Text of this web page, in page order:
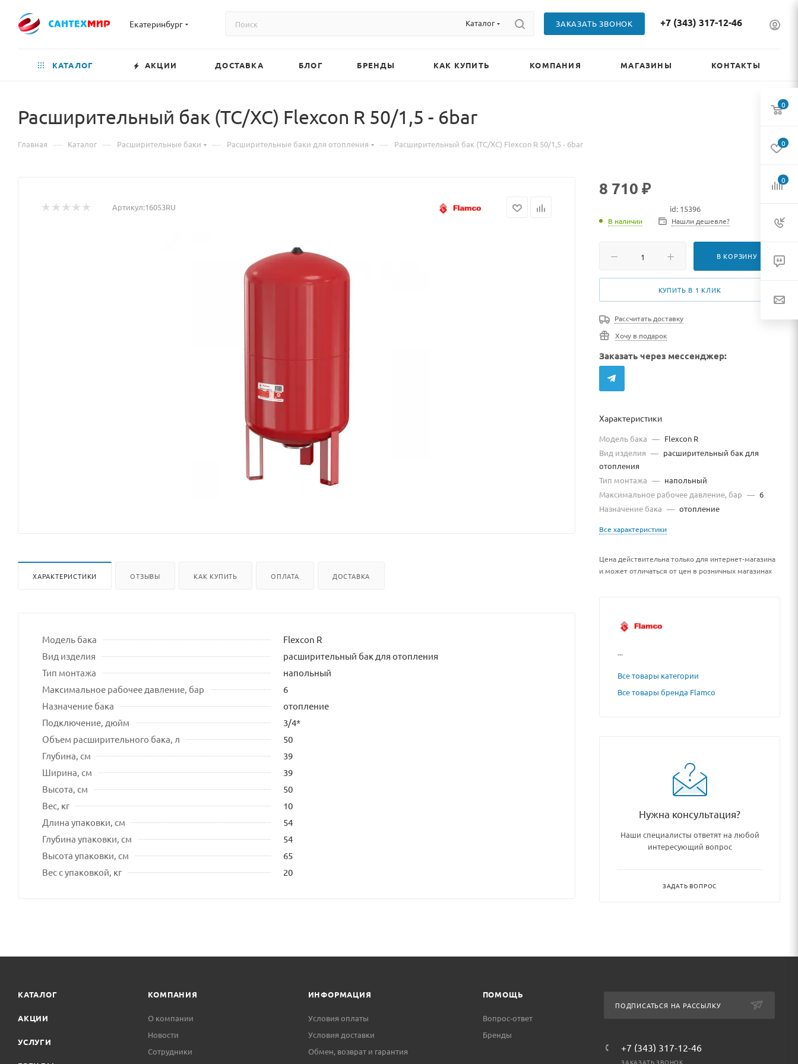
Екатеринбург Каталог ЗАКАЗАТЬ ЗВОНОК +7 (343) 317-12-46
КАТАЛОГ АКЦИИ ДОСТАВКА БЛОГ БРЕНДЫ КАК КУПИТЬ КОМПАНИЯ МАГАЗИНЫ КОНТАКТЫ
Расширительный бак (ТС/ХС) Flexcon R 50/1,5 - 6bar
Главная — Каталог — Расширительные баки — Расширительные баки для отопления — Расширительный бак (ТС/ХС) Flexcon R 50/1,5 - 6bar
Артикул:16053RU
ХАРАКТЕРИСТИКИ ОТЗЫВЫ КАК КУПИТЬ ОПЛАТА ДОСТАВКА
Модель бака
Flexcon R
Вид изделия
расширительный бак для отопления
Тип монтажа
напольный
Максимальное рабочее давление, бар
6
Назначение бака
отопление
Подключение, дюйм
3/4*
Объем расширительного бака, л
50
Глубина, см
39
Ширина, см
39
Высота, см
50
Вес, кг
10
Длина упаковки, см
54
Глубина упаковки, см
54
Высота упаковки, см
65
Вес с упаковкой, кг
20
8 710 ₽
id: 15396
В наличии Нашли дешевле?
В КОРЗИНУ
КУПИТЬ В 1 КЛИК
Рассчитать доставку
Хочу в подарок
Заказать через мессенджер:
Характеристики
Модель бака — Flexcon R
Вид изделия — расширительный бак для
отопления
Тип монтажа — напольный
Максимальное рабочее давление, бар — 6
Назначение бака — отопление
Все характеристики
Цена действительна только для интернет-магазина
и может отличаться от цен в розничных магазинах
...
Все товары категории
Все товары бренда Flamco
Нужна консультация?
Наши специалисты ответят на любой
интересующий вопрос
ЗАДАТЬ ВОПРОС
КАТАЛОГ
АКЦИИ
УСЛУГИ
КОМПАНИЯ
О компании
Новости
Сотрудники
ИНФОРМАЦИЯ
Условия оплаты
Условия доставки
Обмен, возврат и гарантия
ПОМОЩЬ
Вопрос-ответ
Бренды
ПОДПИСАТЬСЯ НА РАССЫЛКУ
+7 (343) 317-12-46
ЗАКАЗАТЬ ЗВОНОК
0
0
0